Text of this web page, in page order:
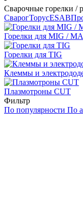
Сварочные горелки /
СварогТорусESAB
Горелки для MIG /
Горелки для TIG
Клеммы и
Плазмотроны CUT
Фильтр
По популярности По